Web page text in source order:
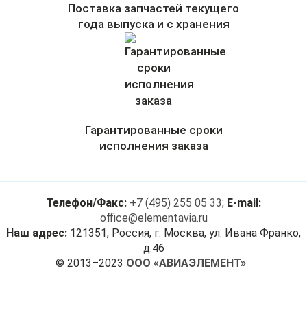
Поставка запчастей текущего
года выпуска и с хранения
Гарантированные сроки
исполнения заказа
Телефон/Факс: +7 (495) 255 05 33; E-mail:
office@elementavia.ru
Наш адрес: 121351, Россия, г. Москва, ул. Ивана Франко,
д.46
© 2013–2023 ООО «АВИАЭЛЕМЕНТ»